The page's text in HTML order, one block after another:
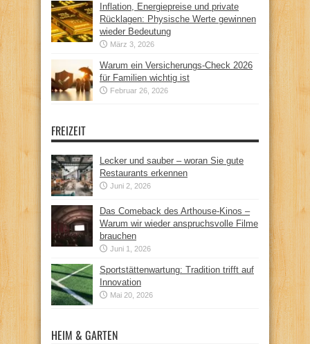
Inflation, Energiepreise und private
Rücklagen: Physische Werte gewinnen
wieder Bedeutung
März 3, 2026
Warum ein Versicherungs-Check 2026
für Familien wichtig ist
Februar 26, 2026
FREIZEIT
Lecker und sauber – woran Sie gute
Restaurants erkennen
Juni 2, 2026
Das Comeback des Arthouse-Kinos –
Warum wir wieder anspruchsvolle Filme
brauchen
Juni 1, 2026
Sportstättenwartung: Tradition trifft auf
Innovation
Mai 20, 2026
HEIM & GARTEN